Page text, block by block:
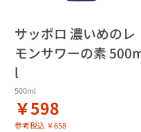
サッポロ 濃いめのレ
モンサワーの素
l
500ml
￥598
参考税込 ￥658